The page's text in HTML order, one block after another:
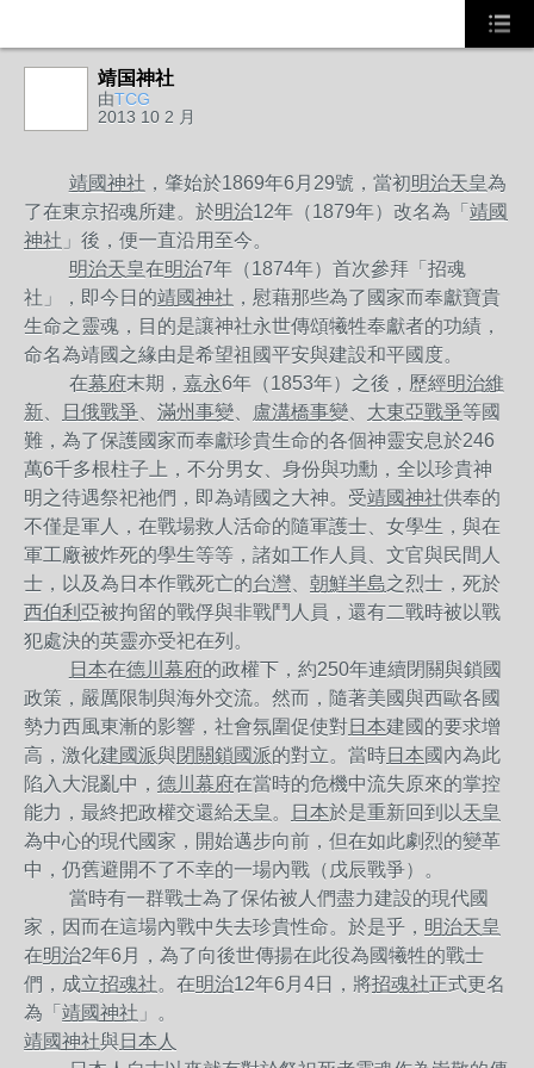
靖国神社
由TCG
2013 10 2 月
靖國神社 ，肇始於1869年6月 29號，當初明治天皇為
了在東京招魂所建。於明治12年（1879年）改名為「 靖國
神社 」後，便一直沿用至今。
明治天皇在明治7年（1874年）首次參拜「招魂
社」，即今日的靖國神社 ，慰藉那些為了國家而奉獻寶貴
生命之靈魂，目的是讓神社永世傳頌犧牲奉獻者的功績，
命名為靖國之緣由是希望祖國平安與建設和平國度。
在幕府末期， 嘉永6年（1853年）之後，歷經明治維
新
日俄戰爭 滿州事變 盧溝橋事變 大東亞戰爭等國
難，為了保護國家而奉獻珍貴生命的各個神靈安息於246
萬6千多根柱子上，不分男女、身份與功勳，全以珍貴神
明之待遇祭祀祂們，即為靖國之大神。受靖國神社供奉的
不僅是軍人，在戰場救人活命的隨軍護士、女學生，與在
軍工廠被炸死的學生等等，諸如工作人員、文官與民間人
士，以及為日本作戰死亡的台灣 朝鮮半島之烈士，死於
西伯利亞被拘留的戰俘與非戰鬥人員，還有二戰時被以戰
犯處決的英靈亦受祀在列。
日本在德川幕府的政權下，約250年連續閉關與鎖國
政策，嚴厲限制與海外交流。然而，隨著美國與西歐各國
勢力西風東漸的影響，社會氛圍促使對日本建國的要求增
高，激化建國派與閉關鎖國派的對立。當時日本國內為此
陷入大混亂中， 德川幕府在當時的危機中流失原來的掌控
能力，最終把政權交還給天皇 。 日本於是重新回到以天皇
為中心的現代國家，開始邁步向前，但在如此劇烈的變革
中，仍舊避開不了不幸的一場內戰（戊辰戰爭）。
當時有一群戰士為了保佑被人們盡力建設的現代國
家，因而在這場內戰中失去珍貴性命。於是乎， 明治天皇
在明治2年6月，為了向後世傳揚在此役為國犧牲的戰士
們，成立招魂社。在明治12年6月 4日，將招魂社正式更名
為「 靖國神社 」。
靖國神社與日本人